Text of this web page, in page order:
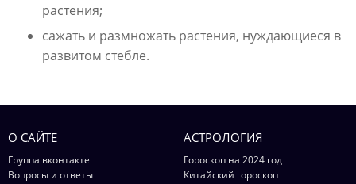
растения;
сажать и размножать растения, нуждающиеся в
развитом стебле.
О САЙТЕ
Группа вконтакте
Вопросы и ответы
АСТРОЛОГИЯ
Гороскоп на 2024 год
Китайский гороскоп